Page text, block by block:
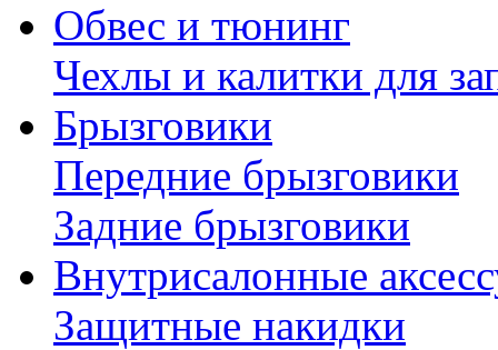
Обвес и тюнинг
Чехлы и калитки для
Брызговики
Передние брызговики
Задние брызговики
Внутрисалонные
Защитные накидки